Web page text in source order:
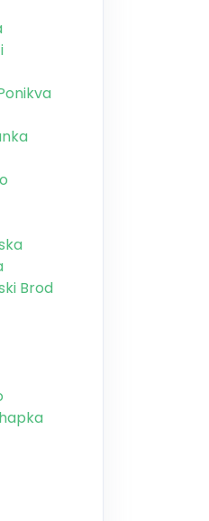
Brod